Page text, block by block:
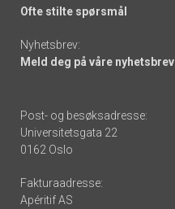
Ofte stilte spørsmål
Nyhetsbrev:
Meld deg på våre nyhetsbrev
Post- og besøksadresse:
Universitetsgata 22
0162 Oslo
Fakturaadresse:
Apéritif AS